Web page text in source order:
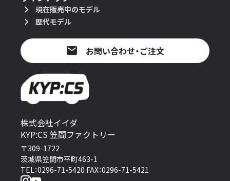
株式会社イイダ
KYP:CS 笠間ファクトリー
〒309-1722
茨城県笠間市平町463-1
TEL：0296-71-5420 FAX：0296-71-5421
現在販売中のモデル
歴代モデル
お問い合わせ・ご注文